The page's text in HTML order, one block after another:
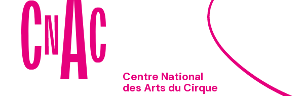
Centre National
des Arts du Cirque